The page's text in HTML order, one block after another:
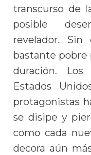
transcurso de
posible
revelador.
bastante pobre
duración.
Estados
protagonistas
se disipe y
como cada
decora aún